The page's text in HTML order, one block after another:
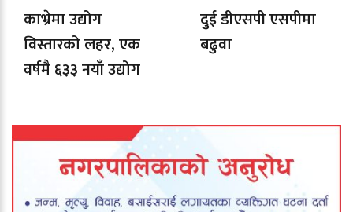
काभ्रेमा उद्योग
विस्तारको लहर, एक
वर्षमै ६३३ नयाँ उद्योग
दुई डीएसपी एसपीमा
बढुवा